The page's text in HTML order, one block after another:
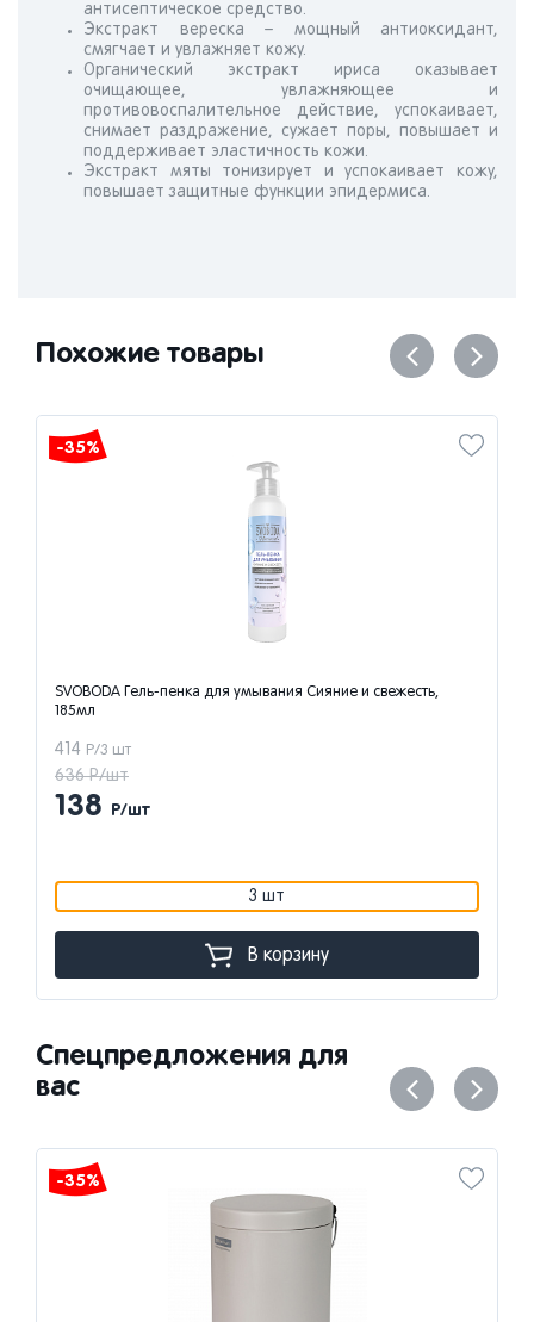
антисептическое средство.
Экстракт вереска – мощный антиоксидант,
смягчает и увлажняет кожу.
Органический экстракт ириса оказывает
очищающее, увлажняющее и
противовоспалительное действие, успокаивает,
снимает раздражение, сужает поры, повышает и
поддерживает эластичность кожи.
Экстракт мяты тонизирует и успокаивает кожу,
повышает защитные функции эпидермиса.
Похожие товары
-35%
SVOBODA Гель-пенка для умывания Сияние и свежесть,
185мл
414 Р/3 шт
636 Р/шт
138 Р/шт
3 шт
В корзину
Спецпредложения для
вас
-35%